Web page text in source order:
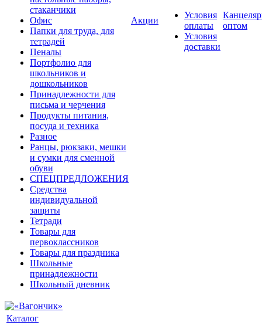
стаканчики
Офис
Папки для труда, для
тетрадей
Пеналы
Портфолио для
школьников и
дошкольников
Принадлежности для
письма и черчения
Продукты питания,
посуда и техника
Разное
Ранцы, рюкзаки, мешки
и сумки для сменной
обуви
СПЕЦПРЕДЛОЖЕНИЯ
Средства
индивидуальной
защиты
Тетради
Товары для
первоклассников
Товары для праздника
Школьные
принадлежности
Школьный дневник
Акции
Условия
оплаты
Условия
доставки
оптом
Каталог